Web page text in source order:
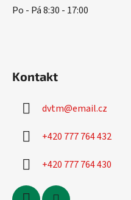
Po - Pá 8:30 - 17:00
Kontakt
dvtm@email.cz
+420 777 764 432
+420 777 764 430